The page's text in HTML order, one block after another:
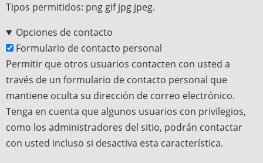
Tipos permitidos: png gif jpg jpeg.
Opciones de contacto
Formulario de contacto personal
Permitir que otros usuarios contacten con usted a
través de un formulario de contacto personal que
mantiene oculta su dirección de correo electrónico.
Tenga en cuenta que algunos usuarios con privilegios,
como los administradores del sitio, podrán contactar
con usted incluso si desactiva esta característica.